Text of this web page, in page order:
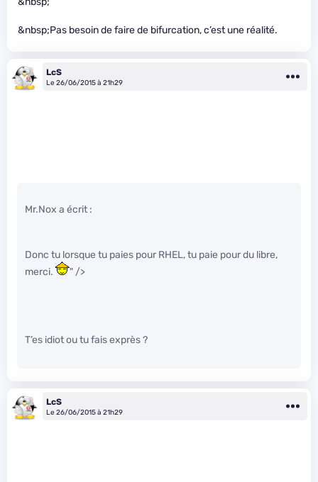
&nbsp;Pas besoin de faire de bifurcation, c’est une réalité.
LcS
Le 26/06/2015 à 21h29
Mr.Nox a écrit :
Donc tu lorsque tu paies pour RHEL, tu paie pour du libre,
merci.
" />
T’es idiot ou tu fais exprès ?
LcS
Le 26/06/2015 à 21h29